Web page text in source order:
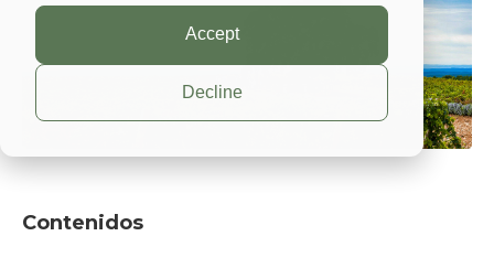
Accept
Decline
Contenidos